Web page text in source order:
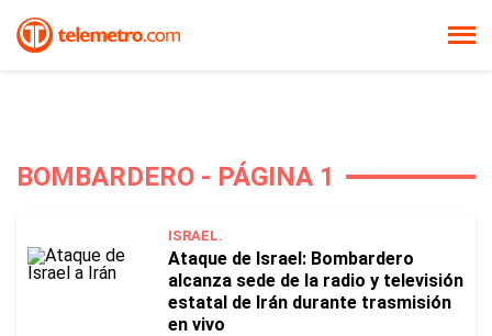
BOMBARDERO - PÁGINA 1
ISRAEL.
Ataque de Israel: Bombardero
alcanza sede de la radio y televisión
estatal de Irán durante trasmisión
en vivo